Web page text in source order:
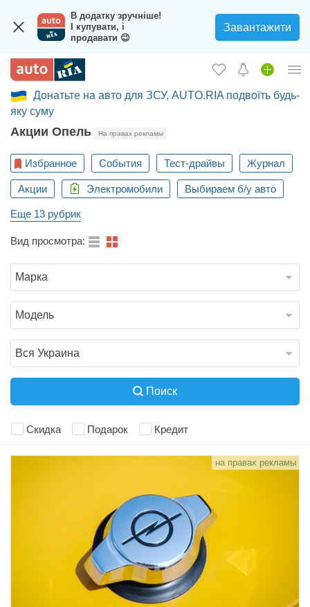
В додатку зручніше!
І купувати, і
продавати 😉
Завантажити
Вход в кабинет
Збір на авто для ЗСУ
Автомобили б/у
Новые авто
Донатьте на авто для ЗСУ, AUTO.RIA подвоїть будь-
яку суму
Акции Опель На правах рекламы
Избранное События Тест-драйвы Журнал
Акции Электромобили Выбираем б/у авто
Еще 13 рубрик
Вид просмотра:
Поиск
Скидка Подарок Кредит
на правах рекламы